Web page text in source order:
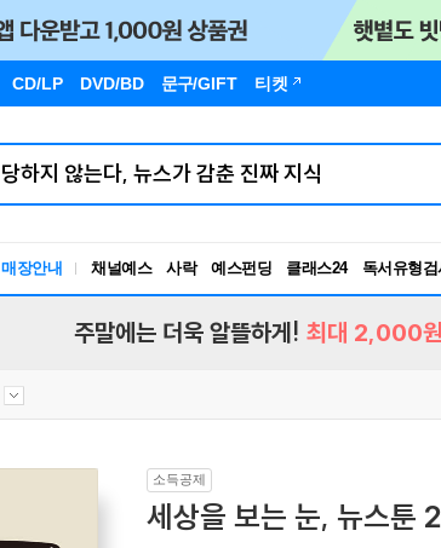
CD/LP DVD/BD 문구/GIFT 티켓
매장안내 채널예스 사락 예스펀딩 클래스24
독서유형검
RBTI Lab
주말에는 더욱 알뜰하게! 최대 2,000
소득공제
세상을 보는 눈, 뉴스툰